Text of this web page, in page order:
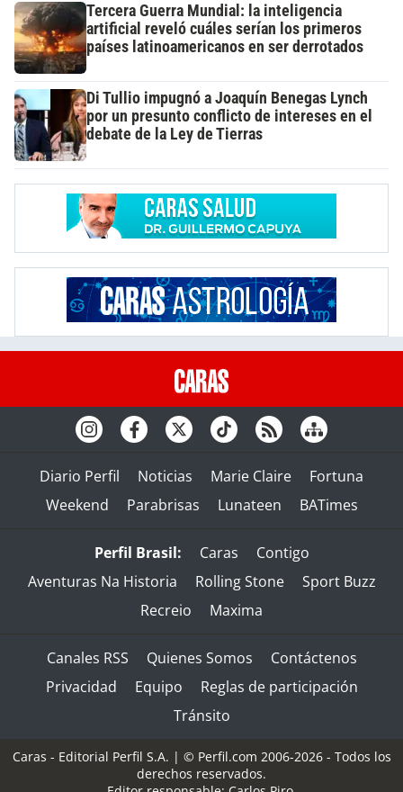
Tercera Guerra Mundial: la inteligencia
artificial reveló cuáles serían los primeros
países latinoamericanos en ser derrotados
Di Tullio impugnó a Joaquín Benegas Lynch
por un presunto conflicto de intereses en el
debate de la Ley de Tierras
Diario Perfil Noticias Marie Claire
Fortuna
Weekend
Parabrisas Lunateen BATimes
Perfil Brasil: Caras
Contigo
Aventuras Na Historia
Rolling Stone
Sport Buzz
Recreio
Maxima
Canales RSS Quienes Somos
Contáctenos
Privacidad
Equipo
Reglas de participación
Tránsito
Caras - Editorial Perfil S.A. | © Perfil.com 2006-2026 - Todos los
derechos reservados.